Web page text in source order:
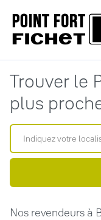
Trouver le
plus
Nos revendeurs à